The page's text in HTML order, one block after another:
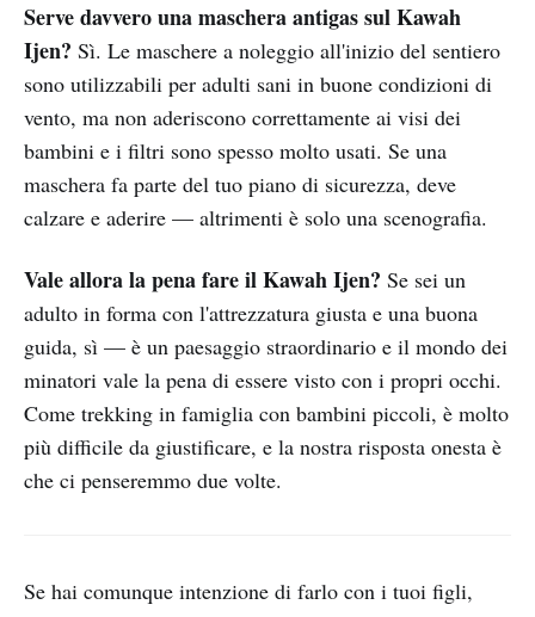
Serve davvero una maschera antigas sul Kawah
Ijen? Sì. Le maschere a noleggio all'inizio del sentiero
sono utilizzabili per adulti sani in buone condizioni di
vento, ma non aderiscono correttamente ai visi dei
bambini e i filtri sono spesso molto usati. Se una
maschera fa parte del tuo piano di sicurezza, deve
calzare e aderire — altrimenti è solo una scenografia.
Vale allora la pena fare il Kawah Ijen? Se sei un
adulto in forma con l'attrezzatura giusta e una buona
guida, sì — è un paesaggio straordinario e il mondo dei
minatori vale la pena di essere visto con i propri occhi.
Come trekking in famiglia con bambini piccoli, è molto
più difficile da giustificare, e la nostra risposta onesta è
che ci penseremmo due volte.
Se hai comunque intenzione di farlo con i tuoi figli,